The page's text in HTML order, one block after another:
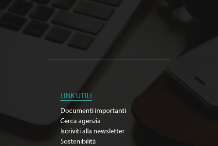
LINK UTILI
Documenti importanti
Cerca agenzia
Iscriviti alla newsletter
Sostenibilità